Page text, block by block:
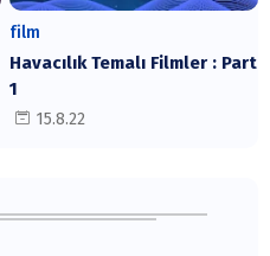
film
Havacılık Temalı Filmler : Part
1
15.8.22